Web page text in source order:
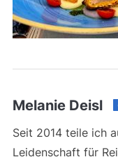
Melanie Deisl
Seit 2014 teile ich
Leidenschaft für